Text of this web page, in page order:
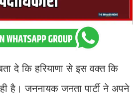
दे कि हरियाणा से इस वक्त कि
है। जननायक जनता पार्टी ने अपने